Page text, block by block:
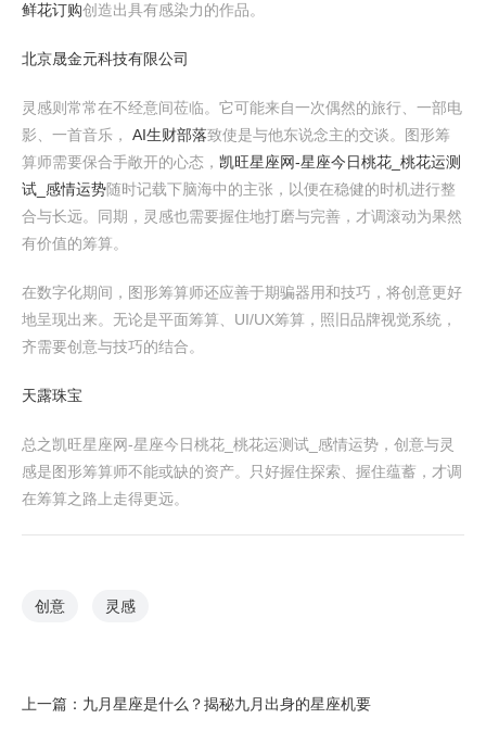
鲜花订购创造出具有感染力的作品。
北京晟金元科技有限公司
灵感则常常在不经意间莅临。它可能来自一次偶然的旅行、一部电
影、一首音乐， AI生财部落致使是与他东说念主的交谈。图形筹
算师需要保合手敞开的心态， 凯旺星座网-星座今日桃花_桃花运测
试_感情运势随时记载下脑海中的主张，以便在稳健的时机进行整
合与长远。同期，灵感也需要握住地打磨与完善，才调滚动为果然
有价值的筹算。
在数字化期间，图形筹算师还应善于期骗器用和技巧，将创意更好
地呈现出来。无论是平面筹算、UI/UX筹算，照旧品牌视觉系统，
齐需要创意与技巧的结合。
天露珠宝
总之凯旺星座网-星座今日桃花_桃花运测试_感情运势，创意与灵
感是图形筹算师不能或缺的资产。只好握住探索、握住蕴蓄，才调
在筹算之路上走得更远。
创意 灵感
上一篇： 九月星座是什么？揭秘九月出身的星座机要